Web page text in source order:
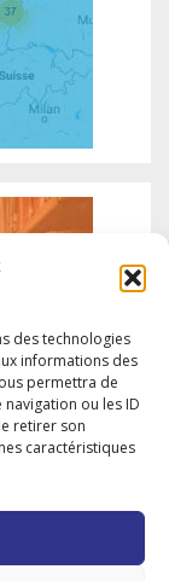
des technologies
informations des
permettra de
ou les ID
retirer son
caractéristiques